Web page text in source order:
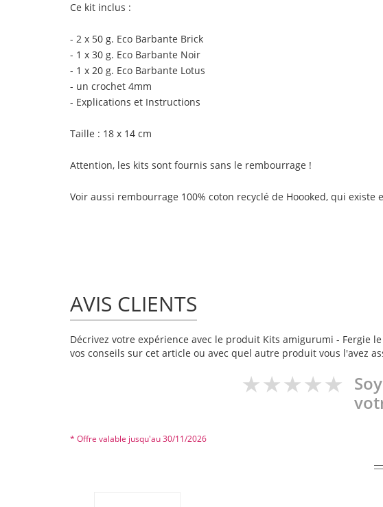
Ce kit inclus :
- 2 x 50 g. Eco Barbante Brick
- 1 x 30 g. Eco Barbante Noir
- 1 x 20 g. Eco Barbante Lotus
- un crochet 4mm
- Explications et Instructions
Taille : 18 x 14 cm
Attention, les kits sont fournis sans le rembourrage !
Voir aussi rembourrage 100% coton recyclé de Hoooked, qui existe
AVIS CLIENTS
Décrivez votre expérience avec le produit Kits amigurumi - Fergie
vos conseils sur cet article ou avec quel autre produit vous l'avez
* Offre valable jusqu'au 30/11/2026